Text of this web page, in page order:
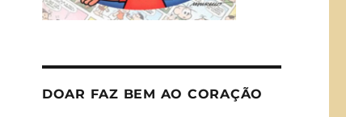
DOAR FAZ BEM AO CORAÇÃO